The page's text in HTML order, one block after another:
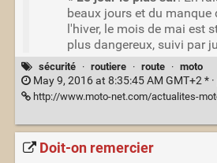
beaux jours et du manque
l'hiver, le mois de mai est
plus dangereux, suivi par
sécurité · routiere · route · moto
May 9, 2016 at 8:35:45 AM GMT+2 * ·
http://www.moto-net.com/actualites-motos-662-S%C3%A9curit%C3%A9-routi%C3%A8re-
Doit-on remercier